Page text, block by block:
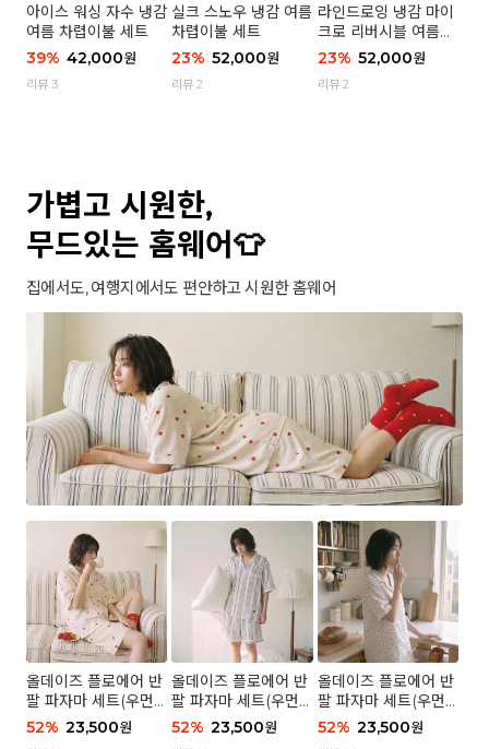
아이스 워싱 자수 냉감
여름 차렵이불 세트
39% 42,000원
리뷰 3
실크 스노우 냉감 여름
차렵이불 세트
23% 52,000원
리뷰 2
라인드로잉 냉감 마이
크로 리버시블 여름이
불 세트
23% 52,000원
리뷰 2
가볍고 시원한,
무드있는 홈웨어👕
집에서도, 여행지에서도 편안하고 시원한 홈웨어
올데이즈 플로에어 반
팔 파자마 세트(우먼)
- 04 하트 컨페티
52% 23,500원
올데이즈 플로에어 반
팔 파자마 세트(우먼)
- 03 브리즈 스트라이
52% 23,500원
올데이즈 플로에어 반
팔 파자마 세트(우먼)
- 01 포슬 가든
52% 23,500원